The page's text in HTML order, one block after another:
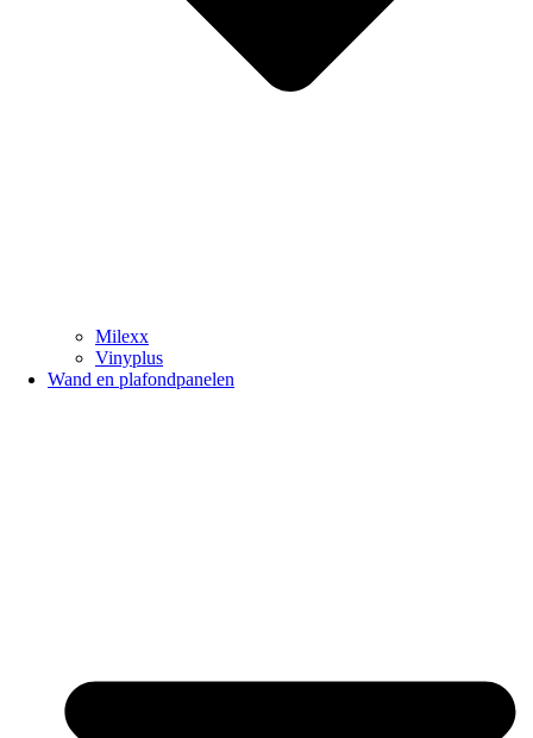
Milexx
Vinyplus
Wand en plafondpanelen